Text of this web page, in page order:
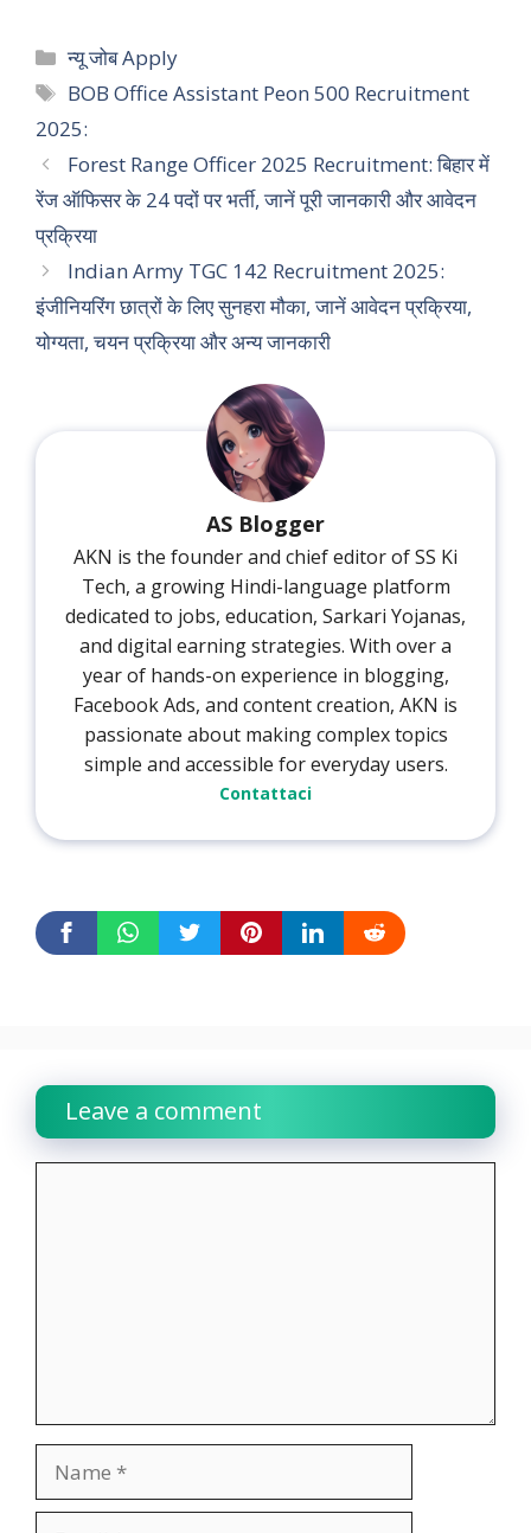
Categories
न्यू जोब Apply
Tags
BOB Office Assistant Peon 500 Recruitment
2025:
Forest Range Officer 2025 Recruitment: बिहार में
रेंज ऑफिसर के 24 पदों पर भर्ती, जानें पूरी जानकारी और आवेदन
प्रक्रिया
Indian Army TGC 142 Recruitment 2025:
इंजीनियरिंग छात्रों के लिए सुनहरा मौका, जानें आवेदन प्रक्रिया,
योग्यता, चयन प्रक्रिया और अन्य जानकारी
AS Blogger
AKN is the founder and chief editor of SS Ki
Tech, a growing Hindi-language platform
dedicated to jobs, education, Sarkari Yojanas,
and digital earning strategies. With over a
year of hands-on experience in blogging,
Facebook Ads, and content creation, AKN is
passionate about making complex topics
simple and accessible for everyday users.
Contattaci
Leave a comment